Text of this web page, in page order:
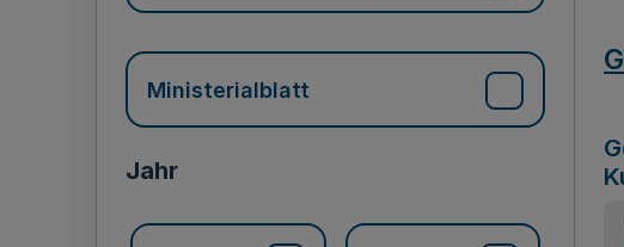
Ministerialblatt
Jahr